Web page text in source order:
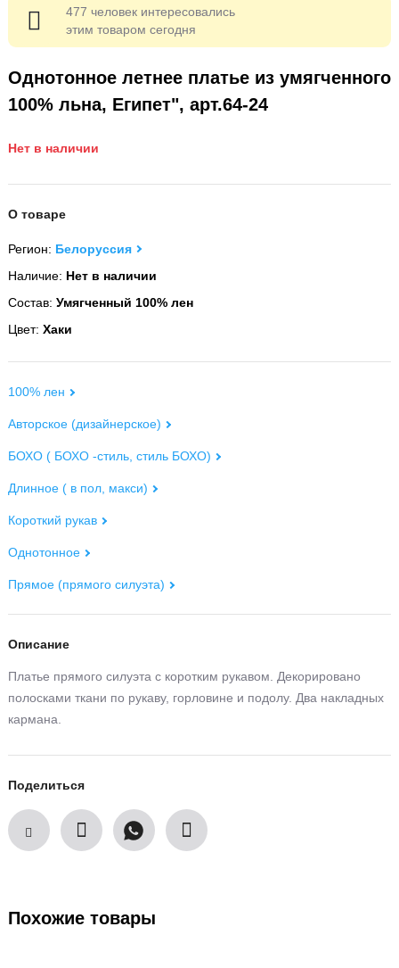
Однотонное летнее платье из умягченного
100% льна, Египет", арт.64-24
Нет в наличии
О товаре
Регион: Белоруссия
Наличие: Нет в наличии
Состав: Умягченный 100% лен
Цвет: Хаки
100% лен
Авторское (дизайнерское)
БОХО ( БОХО -стиль, стиль БОХО)
Длинное ( в пол, макси)
Короткий рукав
Однотонное
Прямое (прямого силуэта)
Описание
Платье прямого силуэта с коротким рукавом. Декорировано
полосками ткани по рукаву, горловине и подолу. Два накладных
кармана.
Поделиться
477 человек интересовались
этим товаром сегодня
Похожие товары